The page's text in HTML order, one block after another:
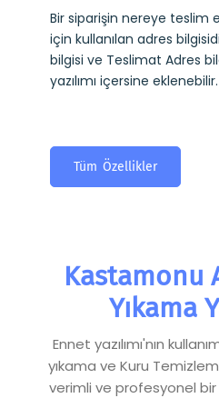
Bir siparişin nereye teslim
için kullanılan adres
bilgisi ve Teslimat Adres
yazılımı içersine eklenebilir.
Tüm Özellikler
Kastamonu
Yıkama
Ennet yazılımı'nın
yıkama ve Kuru
verimli ve profesyonel bir